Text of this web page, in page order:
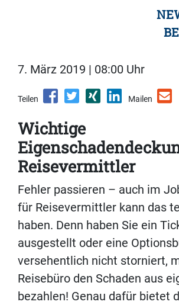
7. März 2019 | 08:00 Uhr
Teilen Mailen
Wichtige
Reisevermittler
Fehler passieren – auch im
für Reisevermittler kann das
haben. Denn haben Sie ein
ausgestellt oder eine
versehentlich nicht storniert,
Reisebüro den Schaden aus
bezahlen! Genau dafür bietet